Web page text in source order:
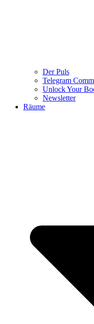
Der Puls
Telegram
Unlock Your
Newsletter
Räume